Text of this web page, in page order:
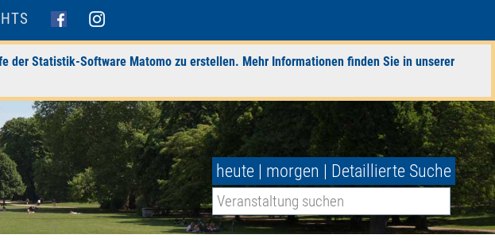
der Statistik-Software Matomo zu erstellen. Mehr Informationen finden Sie in unserer
heute | morgen | Detaillierte Suche